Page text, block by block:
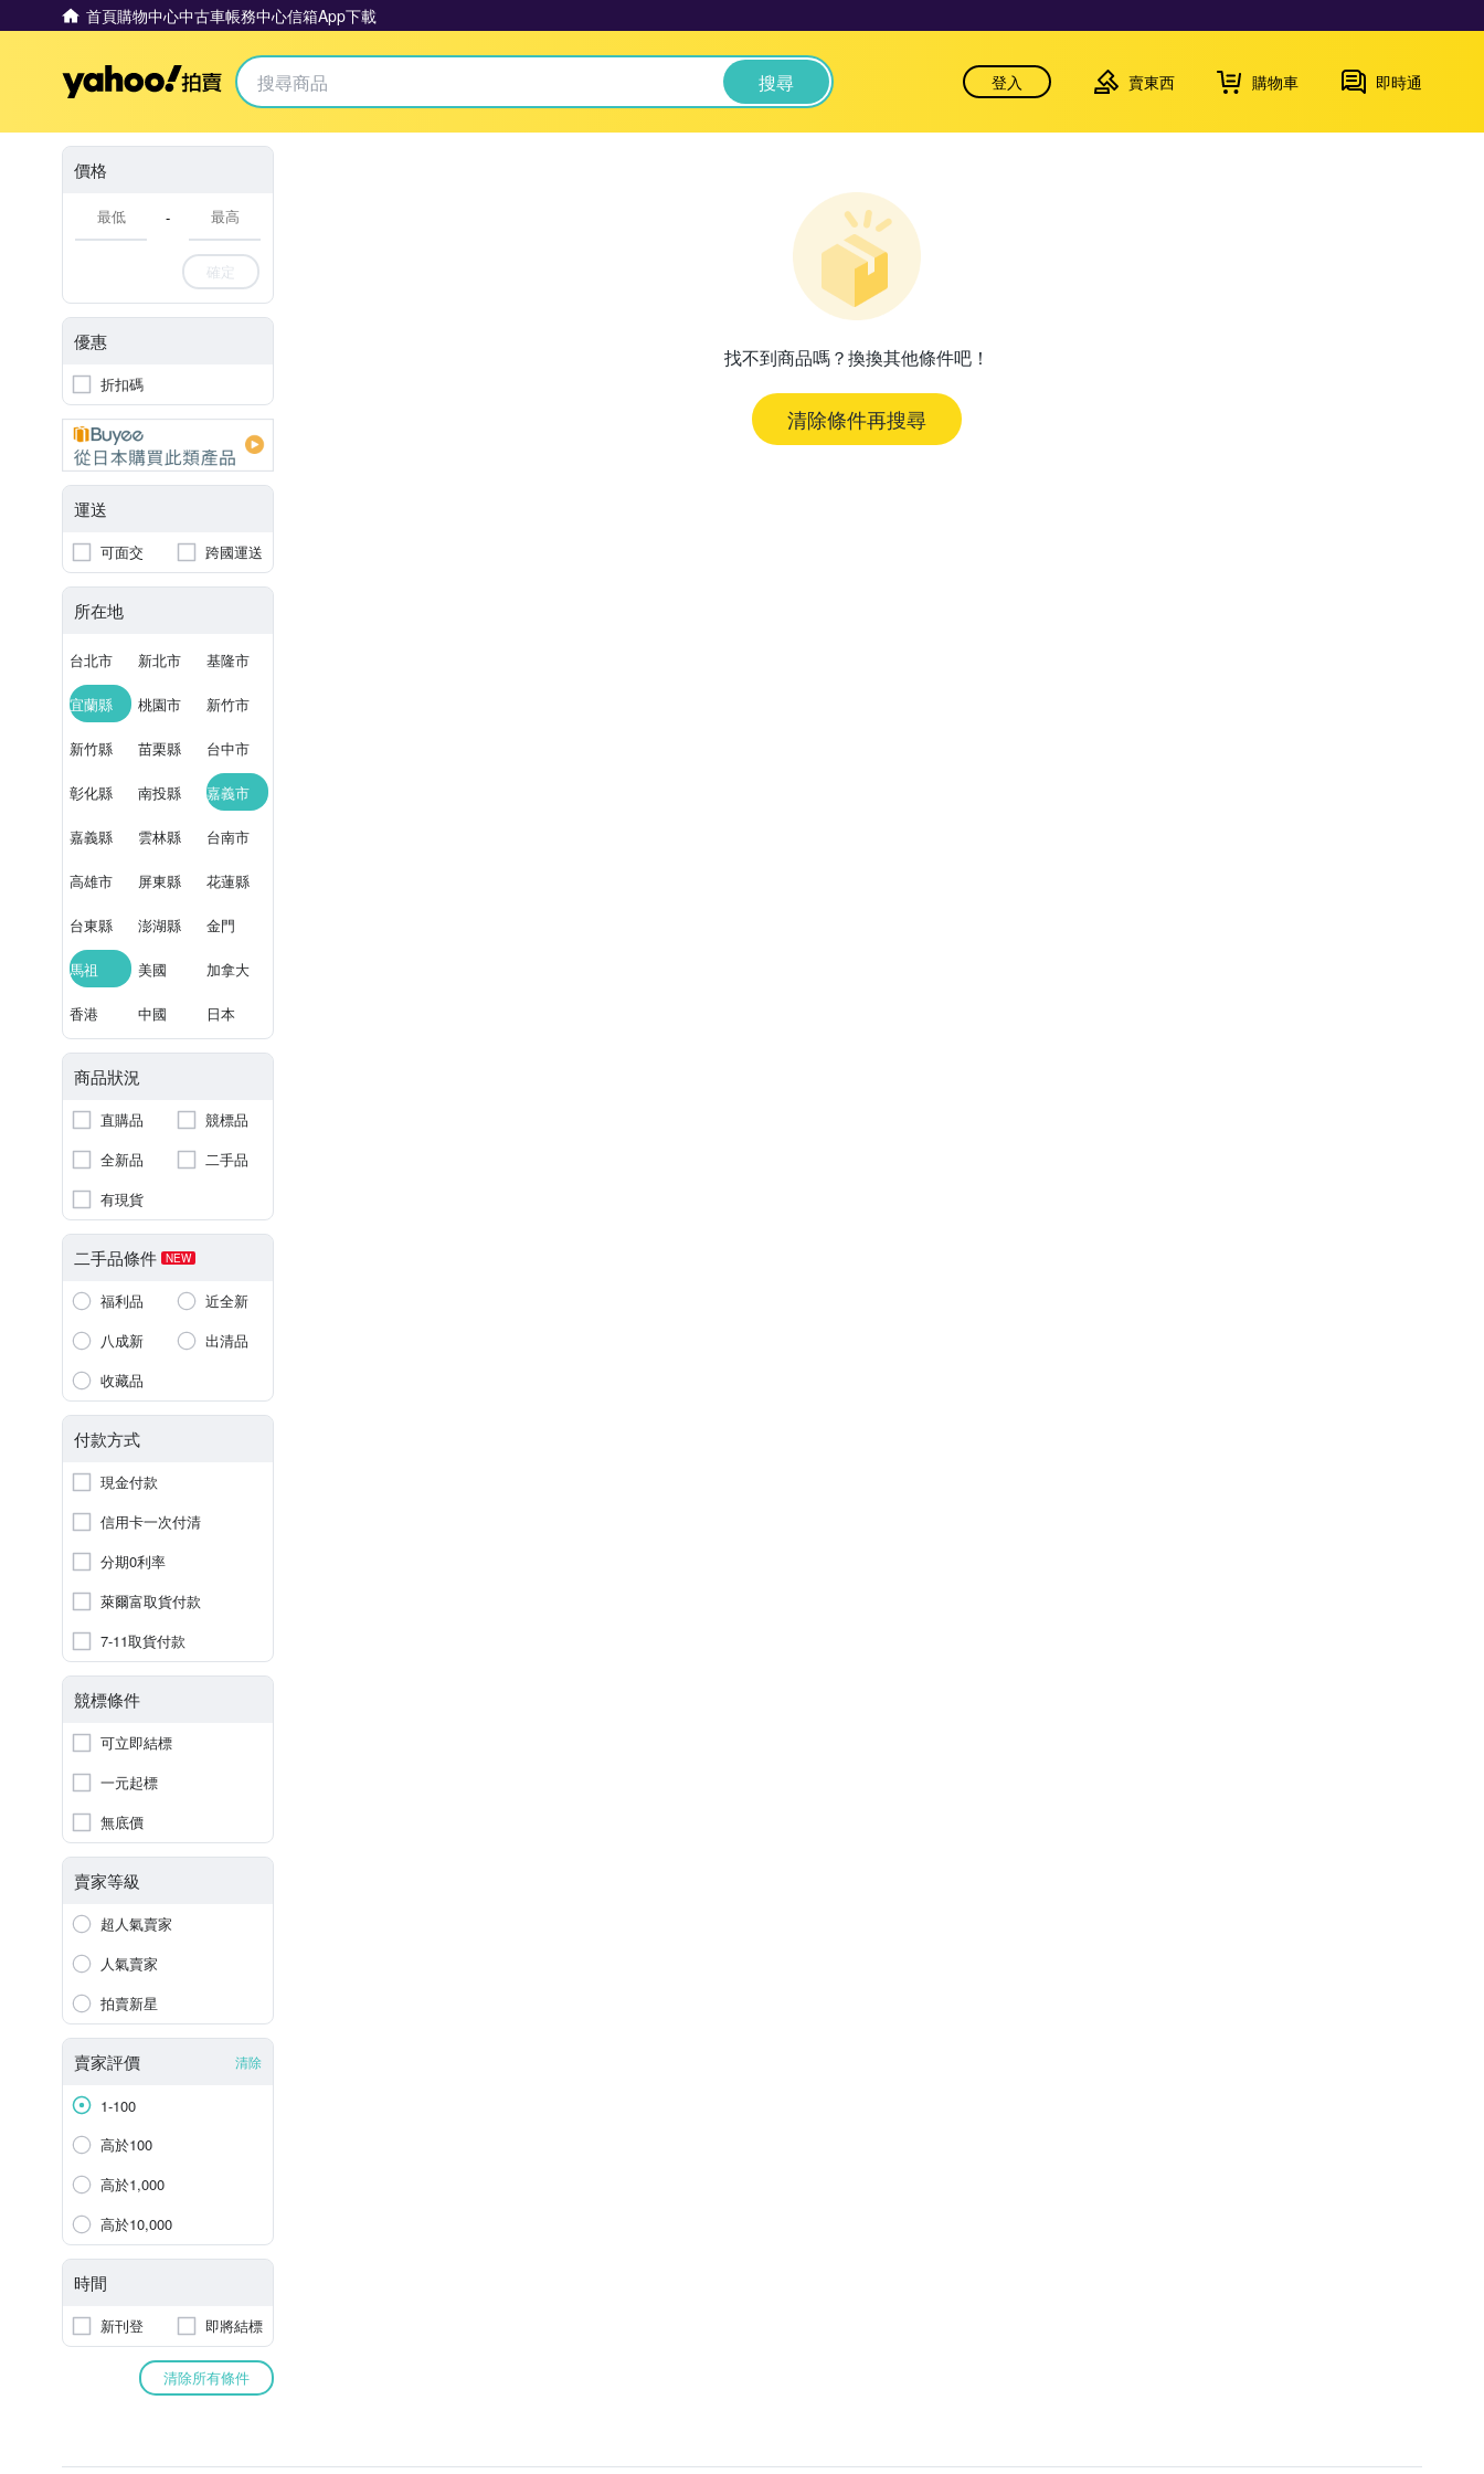
首頁購物中心中古車帳務中心信箱App下載
Yahoo拍賣 搜尋 登入 賣東西 購物車 即時通
價格
-
確定
優惠
折扣碼
運送
可面交 跨國運送
所在地
台北市 新北市 基隆市
宜蘭縣 桃園市 新竹市
新竹縣 苗栗縣 台中市
彰化縣 南投縣 嘉義市
嘉義縣 雲林縣 台南市
高雄市 屏東縣 花蓮縣
台東縣 澎湖縣 金門
馬祖 美國 加拿大
香港 中國 日本
商品狀況
直購品
競標品
全新品
二手品
有現貨
二手品條件 NEW
福利品
近全新
八成新
出清品
收藏品
付款方式
現金付款
信用卡一次付清
分期0利率
萊爾富取貨付款
7-11取貨付款
競標條件
可立即結標
一元起標
無底價
賣家等級
超人氣賣家
人氣賣家
拍賣新星
賣家評價 清除
1-100
高於100
高於1,000
高於10,000
時間
新刊登 即將結標
清除所有條件
找不到商品嗎？換換其他條件吧！
清除條件再搜尋